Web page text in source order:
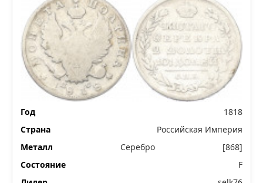
1818
Российская Империя
Серебро
[868]
F